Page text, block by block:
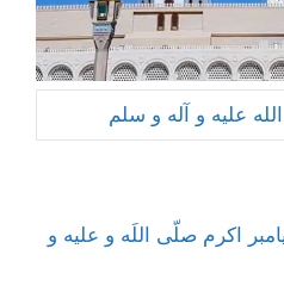
علیه و آله و سلم
اکرم صلّی اللَه و علیه و